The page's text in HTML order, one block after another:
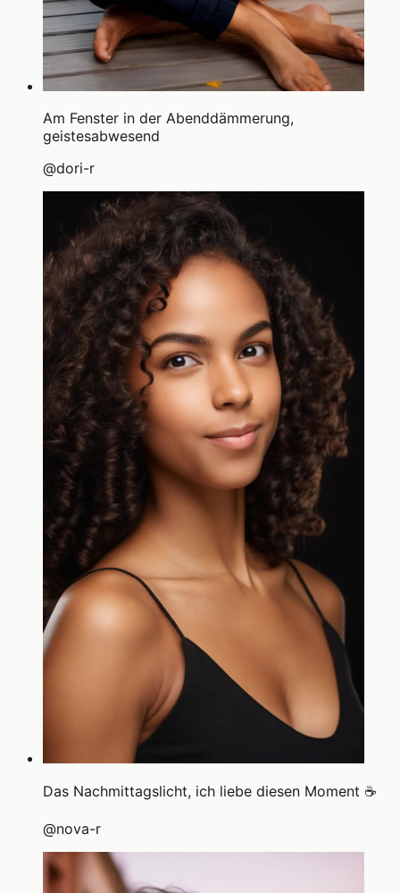
Am Fenster in der Abenddämmerung,
geistesabwesend
@dori-r
Das Nachmittagslicht, ich liebe diesen Moment ☕
@nova-r